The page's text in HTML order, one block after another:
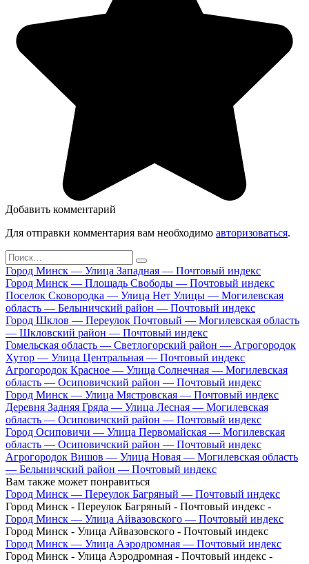
Добавить комментарий
Для отправки комментария вам необходимо авторизоваться.
Search
for:
Город Минск — Улица Западная — Почтовый индекс
Город Минск — Площадь Свободы — Почтовый индекс
Поселок Сковородка — Улица Нет Улицы — Могилевская
область — Белыничский район — Почтовый индекс
Город Шклов — Переулок Почтовый — Могилевская область
— Шкловский район — Почтовый индекс
Гомельская область — Светлогорский район — Агрогородок
Хутор — Улица Центральная — Почтовый индекс
Агрогородок Красное — Улица Солнечная — Могилевская
область — Осиповичский район — Почтовый индекс
Город Минск — Улица Мястровская — Почтовый индекс
Деревня Задняя Гряда — Улица Лесная — Могилевская
область — Осиповичский район — Почтовый индекс
Город Осиповичи — Улица Первомайская — Могилевская
область — Осиповичский район — Почтовый индекс
Агрогородок Вишов — Улица Новая — Могилевская область
— Белыничский район — Почтовый индекс
Вам также может понравиться
Город Минск — Переулок Багряный — Почтовый индекс
Город Минск - Переулок Багряный - Почтовый индекс -
Город Минск — Улица Айвазовского — Почтовый индекс
Город Минск - Улица Айвазовского - Почтовый индекс
Город Минск — Улица Аэродромная — Почтовый индекс
Город Минск - Улица Аэродромная - Почтовый индекс -